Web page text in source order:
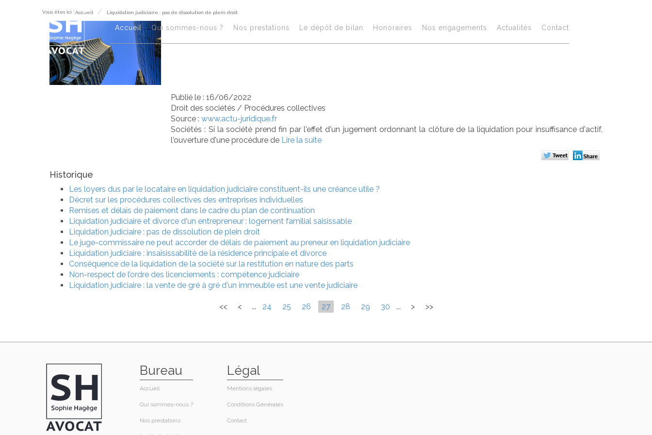
Accueil Qui sommes-nous ?​ Nos prestations​ Le dépôt de bilan Honoraires​ Nos engagements Actualités Contact
Vous êtes ici :Accueil Liquidation judiciaire : pas de dissolution de plein droit
Liquidation judiciaire : pas de
Publié le : 16/06/2022
Droit des sociétés / Procédures collectives
Source : www.actu-juridique.fr
Sociétés : Si la société prend fin par l'effet d'un jugement ordonnant la clôture de la liquidation pour insuffisance d'actif,
l'ouverture d'une procédure de Lire la suite
Historique
Les loyers dus par le locataire en liquidation judiciaire constituent-ils une créance utile ?
Décret sur les procédures collectives des entreprises individuelles
Remises et délais de paiement dans le cadre du plan de continuation
Liquidation judiciaire et divorce d'un entrepreneur : logement familial saisissable
Liquidation judiciaire : pas de dissolution de plein droit
Le juge-commissaire ne peut accorder de délais de paiement au preneur en liquidation judiciaire
Liquidation judiciaire : insaisissabilité de la résidence principale et divorce
Conséquence de la liquidation de la société sur la restitution en nature des parts
Non-respect de l’ordre des licenciements : compétence judiciaire
Liquidation judiciaire : la vente de gré à gré d'un immeuble est une vente judiciaire
<< < ... 24 25 26 27 28 29 30 ... > >>
Bureau
Accueil
Qui sommes-nous ?​
Nos prestations​
Légal
Contact
Mentions légales
Conditions Générales